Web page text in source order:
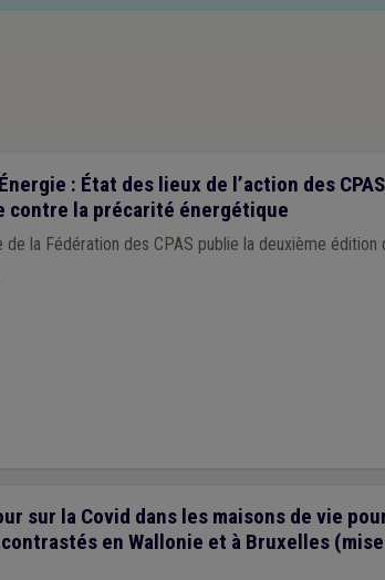
: État des lieux de l’action des CPAS
contre la précarité énergétique
de la Fédération des CPAS publie la deuxième édition
sur la Covid dans les maisons de vie
en Wallonie et à Bruxelles